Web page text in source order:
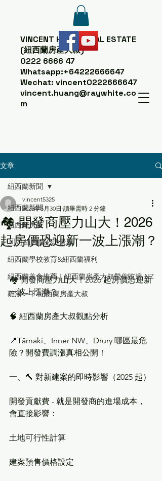
VINCENT HUANGREAL ESTATE
(紐西蘭房產大叔)
0222 6666 47
Whatsapp:+64222666647
Wechat: vincent0222666647
vincent.huang@raywhite.co
m
文章
紐西蘭新聞
紐西蘭房產
🇳🇿 紐西蘭必訪景點
紐西蘭學校教育&紐西蘭福利
紐西蘭美食推薦｜紐西蘭房產大叔帶你吃遍 NZ
雞湯一下-紐西蘭房產大叔
紐西蘭新聞
🏘️ 開發商壓力山大！2026
起房價恐迎新一波上漲潮？
vincent5325
2025年5月30日 讀畢需時 2 分鐘
🏘️ 開發商壓力山大！2026 起房價恐迎新
一波上漲潮？
🧠 紐西蘭房產大叔觀點分析
📍Tāmaki、Inner NW、Drury 哪區最危
險？開發費調漲真相公開！
一、🔨 對新建案的即時影響（2025 起）
開發貢獻費 - 就是開發商的進場成本，
會直接影響：
土地可行性計算
建案預售價格設定